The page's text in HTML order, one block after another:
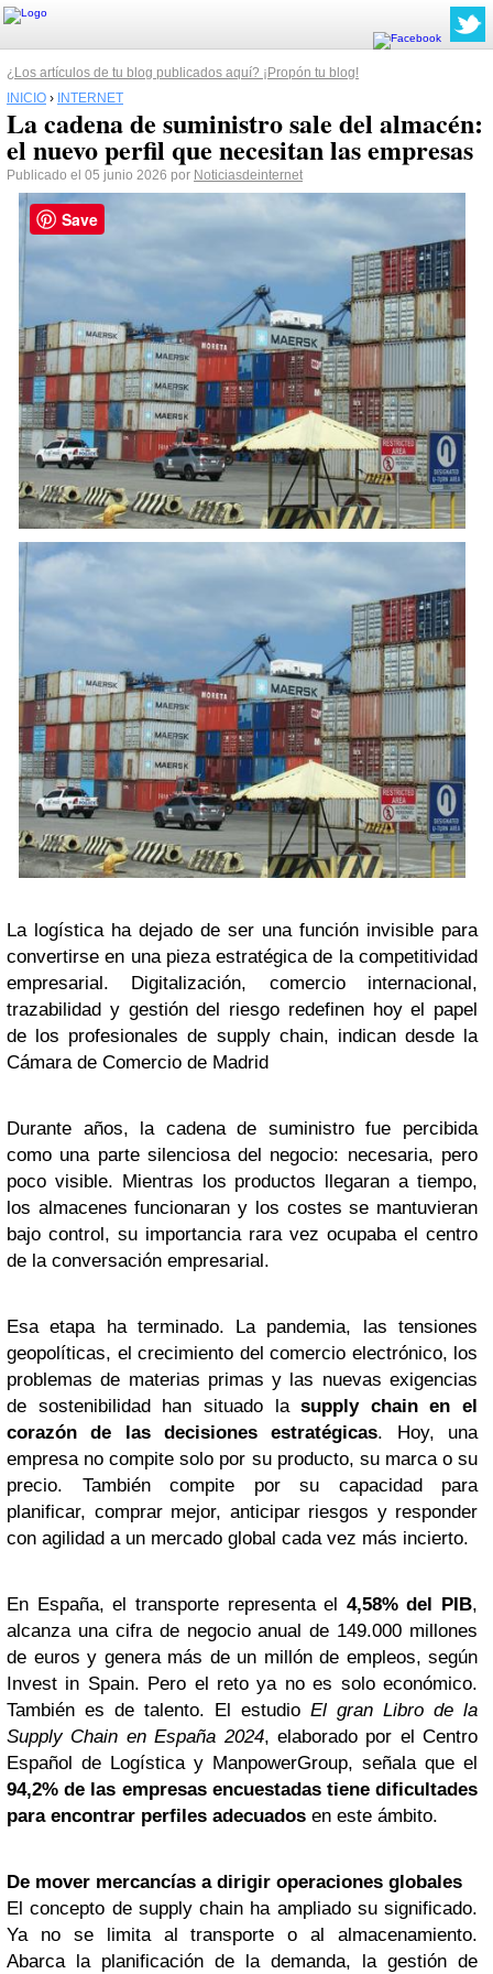
¿Los artículos de tu blog publicados aquí? ¡Propón tu blog!
INICIO › INTERNET
La cadena de suministro sale del almacén:
el nuevo perfil que necesitan las empresas
Publicado el 05 junio 2026 por Noticiasdeinternet
La logística ha dejado de ser una función invisible para
convertirse en una pieza estratégica de la competitividad
empresarial. Digitalización, comercio internacional,
trazabilidad y gestión del riesgo redefinen hoy el papel
de los profesionales de supply chain, indican desde la
Cámara de Comercio de Madrid
Durante años, la cadena de suministro fue percibida
como una parte silenciosa del negocio: necesaria, pero
poco visible. Mientras los productos llegaran a tiempo,
los almacenes funcionaran y los costes se mantuvieran
bajo control, su importancia rara vez ocupaba el centro
de la conversación empresarial.
Esa etapa ha terminado. La pandemia, las tensiones
geopolíticas, el crecimiento del comercio electrónico, los
problemas de materias primas y las nuevas exigencias
de sostenibilidad han situado lasupply chain en el
corazón de las decisiones estratégicas. Hoy, una
empresa no compite solo por su producto, su marca o su
precio. También compite por su capacidad para
planificar, comprar mejor, anticipar riesgos y responder
con agilidad a un mercado global cada vez más incierto.
En España, el transporte representa el 4,58% del PIB,
alcanza una cifra de negocio anual de 149.000 millones
de euros y genera más de un millón de empleos, según
Invest in Spain. Pero el reto ya no es solo económico.
También es de talento. El estudio El gran Libro de la
Supply Chain en España 2024, elaborado por el Centro
Español de Logística y ManpowerGroup, señala que el
94,2% de las empresas encuestadas tiene dificultades
para encontrar perfiles adecuados en este ámbito.
De mover mercancías a dirigir operaciones globales
El concepto de supply chain ha ampliado su significado.
Ya no se limita al transporte o al almacenamiento.
Abarca la planificación de la demanda, la gestión de
Save